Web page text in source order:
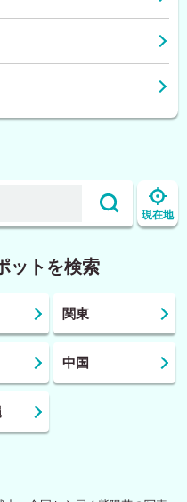
現在地
ットを検索
関東
中国